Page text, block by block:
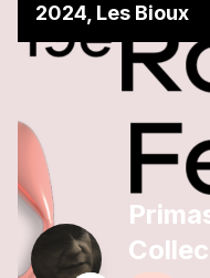
2024, Les Bioux